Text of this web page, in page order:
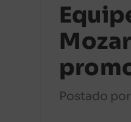
Postado por